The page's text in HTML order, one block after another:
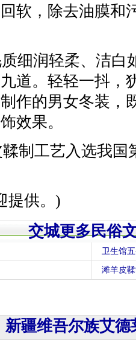
软，除去油膜和
细润轻柔、洁白
道。轻轻一抖，
作的男女冬装，
效果。
鞣制工艺入选我
提供。)
交城更多民俗
卫生馆
滩羊皮
新疆维吾尔族艾